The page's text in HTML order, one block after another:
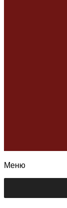
kpnu.edu.ua
Меню